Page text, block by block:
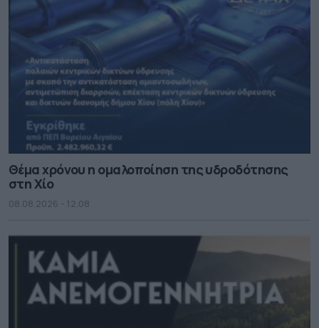
Θέμα χρόνου η ομαλοποίηση της υδροδότησης
στη Χίο
08.08.2026 - 12.08